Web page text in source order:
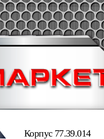
Корпус 77.39.014